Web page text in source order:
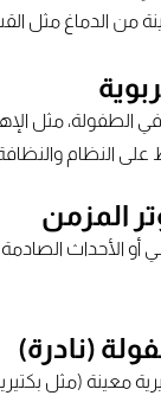
الدماغ مثل
الطفولة، مثل
على النظام
أو الأحداث
معينة (مثل